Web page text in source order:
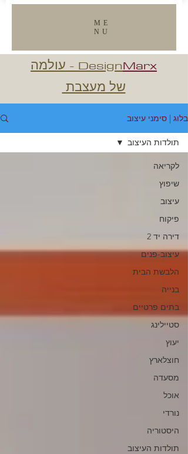
ME
NU
DesignMarx
- עולמה
של מעצבת
בלוג | סימני עיצוב
לקריאה
שיפוץ
עיצוב
פיקוח
דירה יד 2
עיצוב-פנים
הלבשת הבית
בנייה
בתים פרטיים
סטיילינג
יעוץ
חוצלארץ
מסעדה
אוכל
נורדי
היסטוריה
תולדות העיצוב
תולדות העיצוב